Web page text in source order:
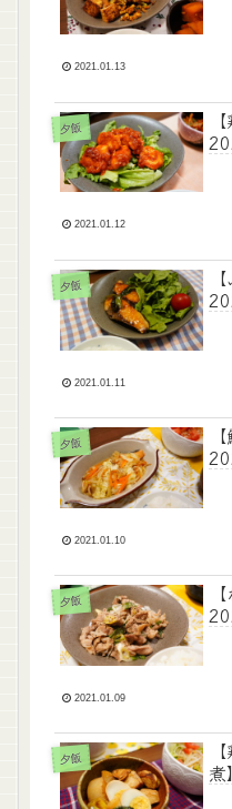
2021.01.13
夕飯
2021.01.12
夕飯
2021.01.11
夕飯
2021.01.10
夕飯
2021.01.09
夕飯